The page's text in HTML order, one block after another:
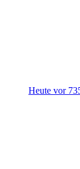
Heute vor